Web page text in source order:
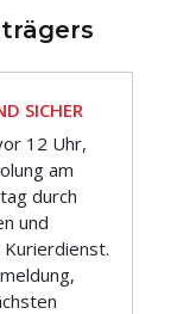
SICHER
12 Uhr,
am
durch
und